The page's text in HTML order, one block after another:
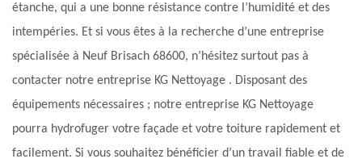
étanche, qui a une bonne résistance contre l’humidité et des
intempéries. Et si vous êtes à la recherche d’une entreprise
spécialisée à Neuf Brisach 68600, n’hésitez surtout pas à
contacter notre entreprise KG Nettoyage . Disposant des
équipements nécessaires ; notre entreprise KG Nettoyage
pourra hydrofuger votre façade et votre toiture rapidement et
facilement. Si vous souhaitez bénéficier d’un travail fiable et de